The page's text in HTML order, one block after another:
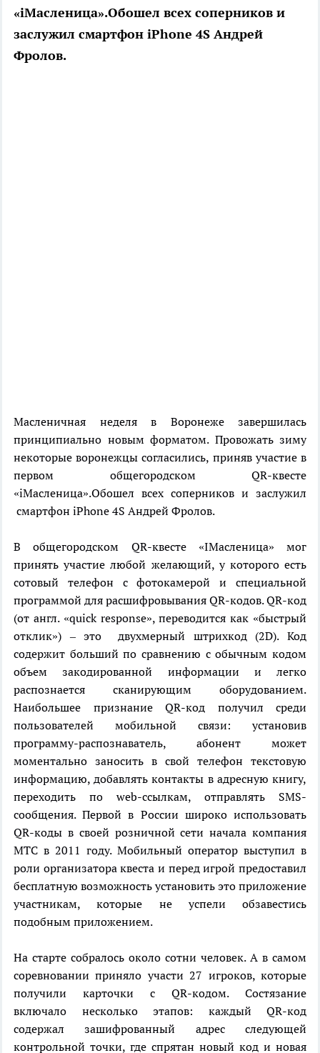
«iMacленица».Обошел всех соперников и
заслужил смартфон iPhone 4S Андрей
Фролов.
Масленичная неделя в Воронеже завершилась
принципиально новым форматом. Провожать зиму
некоторые воронежцы согласились, приняв участие в
первом общегородском QR-квесте
«iMacленица».Обошел всех соперников и заслужил
смартфон iPhone 4S Андрей Фролов.
В общегородском QR-квесте «IМасленица» мог
принять участие любой желающий, у которого есть
сотовый телефон с фотокамерой и специальной
программой для расшифровывания QR-кодов. QR-код
(от англ. «quick response», переводится как «быстрый
отклик») – это двухмерный штрихкод (2D). Код
содержит больший по сравнению с обычным кодом
объем закодированной информации и легко
распознается сканирующим оборудованием.
Наибольшее признание QR-код получил среди
пользователей мобильной связи: установив
программу-распознаватель, абонент может
моментально заносить в свой телефон текстовую
информацию, добавлять контакты в адресную книгу,
переходить по web-ссылкам, отправлять SMS-
сообщения. Первой в России широко использовать
QR-коды в своей розничной сети начала компания
МТС в 2011 году. Мобильный оператор выступил в
роли организатора квеста и перед игрой предоставил
бесплатную возможность установить это приложение
участникам, которые не успели обзавестись
подобным приложением.
На старте собралось около сотни человек. А в самом
соревновании приняло участи 27 игроков, которые
получили карточки с QR-кодом. Состязание
включало несколько этапов: каждый QR-код
содержал зашифрованный адрес следующей
контрольной точки, где спрятан новый код и новая